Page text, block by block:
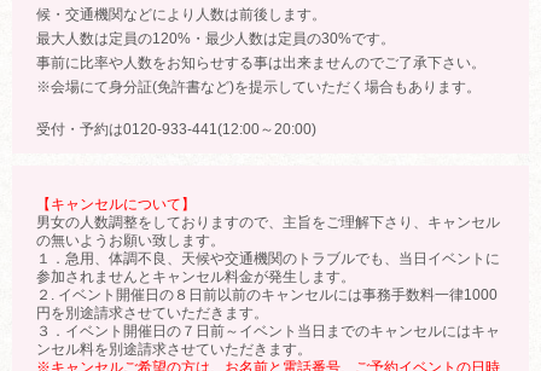
候・交通機関などにより人数は前後します。
最大人数は定員の120%・最少人数は定員の30%です。
事前に比率や人数をお知らせする事は出来ませんのでご了承下さい。
※会場にて身分証(免許書など)を提示していただく場合もあります。
受付・予約は0120-933-441(12:00～20:00)
【キャンセルについて】
男女の人数調整をしておりますので、主旨をご理解下さり、キャンセル
の無いようお願い致します。
１．急用、体調不良、天候や交通機関のトラブルでも、当日イベントに
参加されませんとキャンセル料金が発生します。
２. イベント開催日の８日前以前のキャンセルには事務手数料一律1000
円を別途請求させていただきます。
３．イベント開催日の７日前～イベント当日までのキャンセルにはキャ
ンセル料を別途請求させていただきます。
※キャンセルご希望の方は、お名前と電話番号、ご予約イベントの日時